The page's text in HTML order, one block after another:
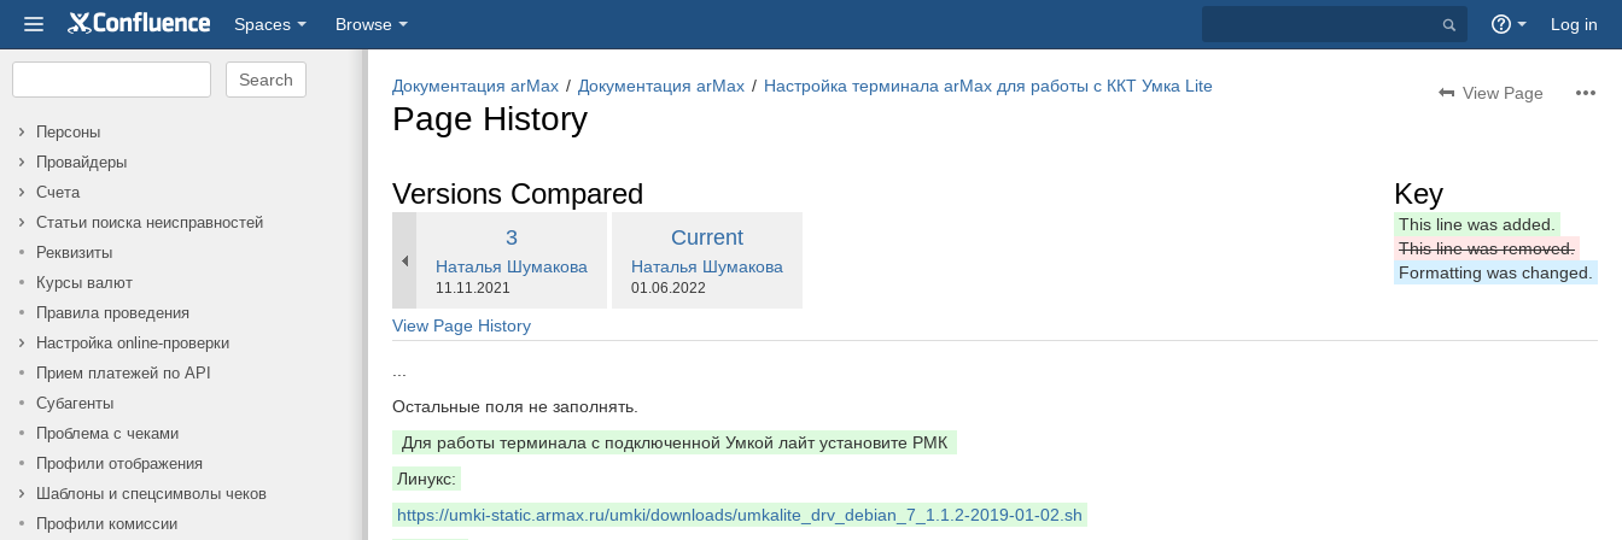
Spaces Browse
Quick
Log in
Персоны
Провайдеры
Счета
Статьи поиска неисправностей
Реквизиты
Курсы валют
Правила проведения
Настройка online-проверки
Прием платежей по API
Субагенты
Проблема с чеками
Профили отображения
Шаблоны и спецсимволы чеков
Профили комиссии
View Page
Документация arMax Документация arMax Настройка терминала arMax для работы с ККТ Умка Lite
Page History
Versions Compared
Old
Version
3
changes.mady.by.user
Наталья Шумакова
Saved
11.11.2021
New
Version
Current
changes.mady.by.user
Наталья Шумакова
Saved
01.06.2022
View Page History
Key
This line was added.
This line was removed.
Formatting was changed.
Остальные поля не заполнять.
Для работы терминала с подключенной Умкой лайт установите РМК
Линукс:
https://umki-static.armax.ru/umki/downloads/umkalite_drv_debian_7_1.1.2-2019-01-02.sh